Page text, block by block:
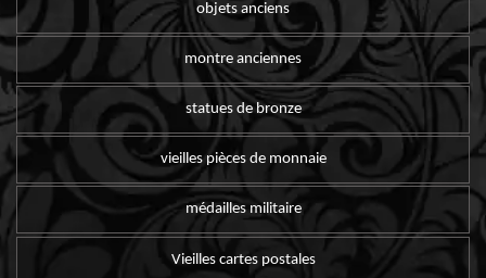
objets anciens
montre anciennes
statues de bronze
vieilles pièces de monnaie
médailles militaire
Vieilles cartes postales